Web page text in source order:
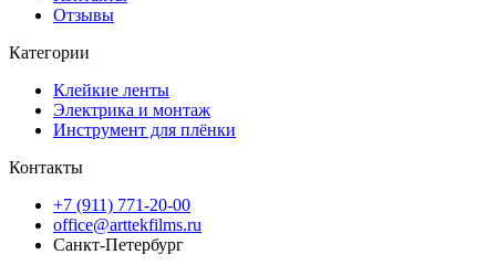
Отзывы
Категории
Клейкие ленты
Электрика и монтаж
Инструмент для плёнки
Контакты
+7 (911) 771-20-00
office@arttekfilms.ru
Санкт-Петербург